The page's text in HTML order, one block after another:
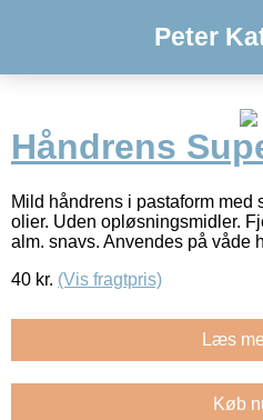
Peter
Håndrens
Mild håndrens i pastaform
olier. Uden opløsningsmidler.
alm. snavs. Anvendes på våde
40 kr. (Vis fragtpris)
Læs
Køb